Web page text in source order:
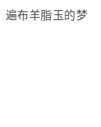
遍布羊脂玉的梦